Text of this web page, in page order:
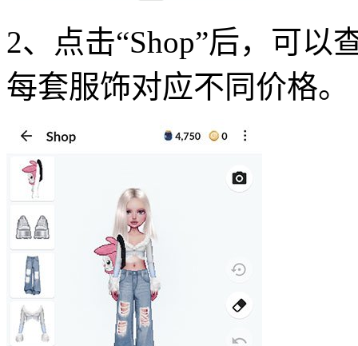
2、点击“Shop”后，可以
每套服饰对应不同价格。